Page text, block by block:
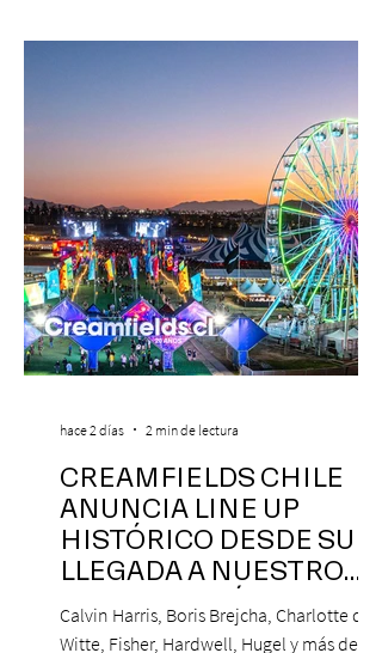
CREAMFIELDS CHILE
ANUNCIA LINE UP
HISTÓRICO DESDE SU
LLEGADA A NUESTRO
NUESTRO PAÍS
Calvin Harris, Boris Brejcha, Charlotte de
Witte, Fisher, Hardwell, Hugel y más de 85
hace 2 días 2 min de lectura